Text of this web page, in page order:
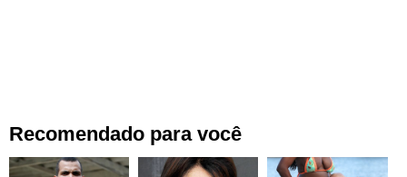
Recomendado para você